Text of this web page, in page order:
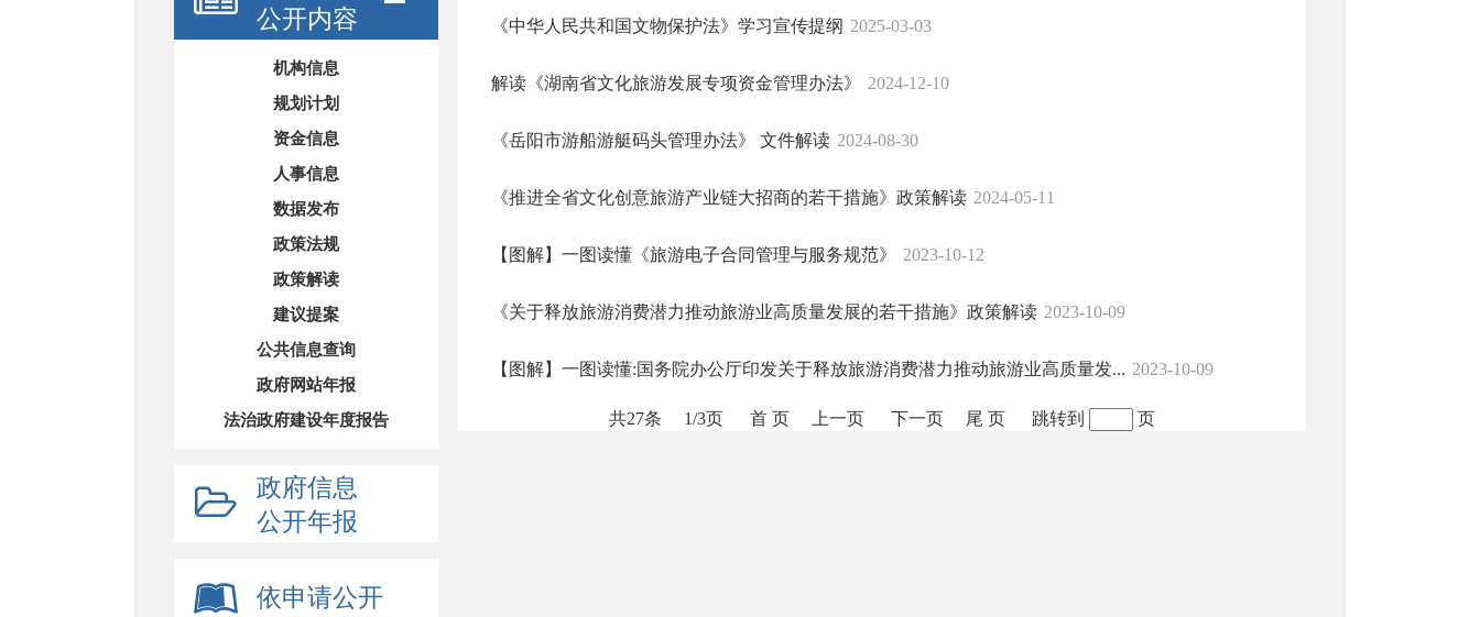
公开内容
机构信息
规划计划
资金信息
人事信息
数据发布
政策法规
政策解读
建议提案
公共信息查询
政府网站年报
法治政府建设年度报告
政府信息
公开年报
依申请公开
《中华人民共和国文物保护法》学习宣传提纲 2025-03-03
解读《湖南省文化旅游发展专项资金管理办法》 2024-12-10
《岳阳市游船游艇码头管理办法》 文件解读 2024-08-30
《推进全省文化创意旅游产业链大招商的若干措施》政策解读 2024-05-11
【图解】一图读懂《旅游电子合同管理与服务规范》 2023-10-12
《关于释放旅游消费潜力推动旅游业高质量发展的若干措施》政策解读 2023-10-09
【图解】一图读懂:国务院办公厅印发关于释放旅游消费潜力推动旅游业高质量发... 2023-10-09
共27条 1/3页 首 页 上一页 下一页 尾 页 跳转到 页